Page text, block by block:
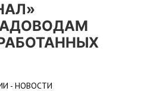
- НОВОСТИ